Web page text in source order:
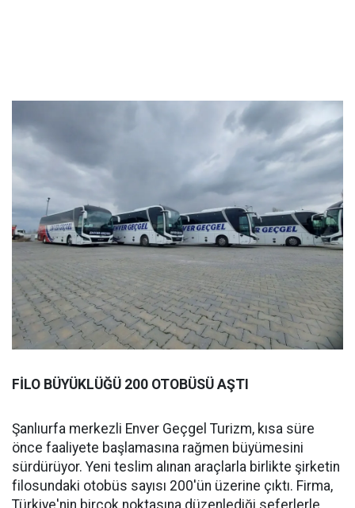
FİLO BÜYÜKLÜĞÜ 200 OTOBÜSÜ AŞTI
Şanlıurfa merkezli Enver Geçgel Turizm, kısa süre
önce faaliyete başlamasına rağmen büyümesini
sürdürüyor. Yeni teslim alınan araçlarla birlikte şirketin
filosundaki otobüs sayısı 200'ün üzerine çıktı. Firma,
Türkiye'nin birçok noktasına düzenlediği seferlerle